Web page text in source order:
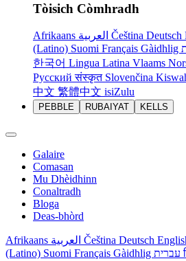
Tòisich Còmhradh
Afrikaans Čeština Deutsch
(Latino) Suomi Français Gàidhlig
한국어 Lingua Latina Vlaams
Русскийसंस्कृत Slovenčina
中文 繁體中文 isiZulu
PEBBLE RUBAIYAT KELLS
Galaire
Comasan
Mu Dhèidhinn
Conaltradh
Bloga
Deas-bhòrd
Afrikaans Čeština Deutsch
(Latino) Suomi Français Gàidhlig עברית